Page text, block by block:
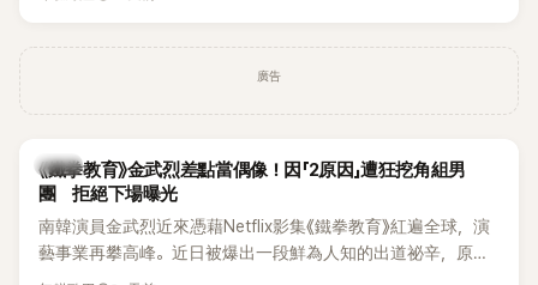
這段為平息爭議、直接公開腋下畫面自證清白的往事再度被提
《脫掉鞋子恢單4Men》 中，親自公開那張當年引發話題的「腋下
比基尼照」，再次重提這段至今仍被粉絲視為黑歷史代表作的事
員身分出道，該團在 2000 年代初期紅極一時，由李智惠、徐
智英兩位女成員，以及張錫炫、Chris Kim 兩位男成員組成。不
過後來爆出長達四年的團內霸凌風波，甚至傳出徐智英母親對
李智惠言語辱罵、動手等爭議，最終團體於 2002 年解散。 團
體解散後，李智惠轉型 solo，靠著綜藝與歌唱實力持續活躍演
廣告
韓星
《鐵拳教育》金武烈差點當偶像！因「2原因」遭狂挖角組男
團 拒絕下場曝光
南韓演員金武烈近來憑藉Netflix影集《鐵拳教育》紅遍全球，演
藝事業再攀高峰。近日被爆出一段鮮為人知的出道祕辛，原來
他當年差點不是以演員身分出道，而是成為男團偶像的一員。